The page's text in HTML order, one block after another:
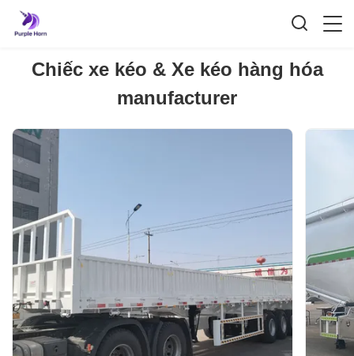
Chiếc xe kéo & Xe kéo hàng hóa
manufacturer